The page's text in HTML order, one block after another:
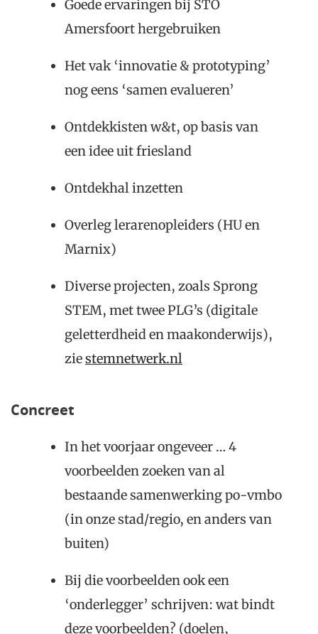
Goede ervaringen bij STO
Amersfoort hergebruiken
Het vak ‘innovatie & prototyping’
nog eens ‘samen evalueren’
Ontdekkisten w&t, op basis van
een idee uit friesland
Ontdekhal inzetten
Overleg lerarenopleiders (HU en
Marnix)
Diverse projecten, zoals Sprong
STEM, met twee PLG’s (digitale
geletterdheid en maakonderwijs),
ziestemnetwerk.nl
Concreet
In het voorjaar ongeveer … 4
voorbeelden zoeken van al
bestaande samenwerking po-vmbo
(in onze stad/regio, en anders van
buiten)
Bij die voorbeelden ook een
‘onderlegger’ schrijven: wat bindt
deze voorbeelden? (doelen,